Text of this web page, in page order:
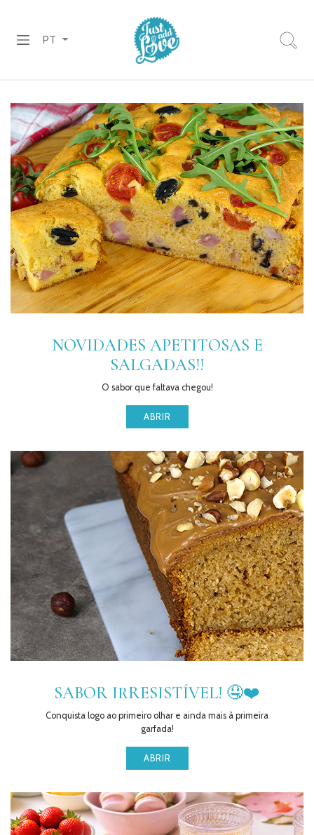
PREPARADOS
RECHEIOS
&
COBERTURAS
CHOCOLATES
DECORAÇÕES
PASTA
DE
AÇÚCAR
CORANTES
PRODUTOS
COMPLEMENTARES
TOPPERS
GIFTS
RECEITAS
PT
NOVIDADES APETITOSAS E
SALGADAS!!
O sabor que faltava chegou!
ABRIR
SABOR IRRESISTÍVEL! 🤤❤️
Conquista logo ao primeiro olhar e ainda mais à primeira
garfada!
ABRIR